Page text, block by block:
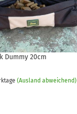
Dummy 20cm
(Ausland abweichend)